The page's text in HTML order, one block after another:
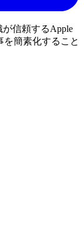
信頼するApple
簡素化すること